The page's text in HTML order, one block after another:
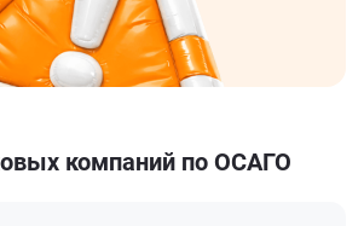
компаний по ОСАГО